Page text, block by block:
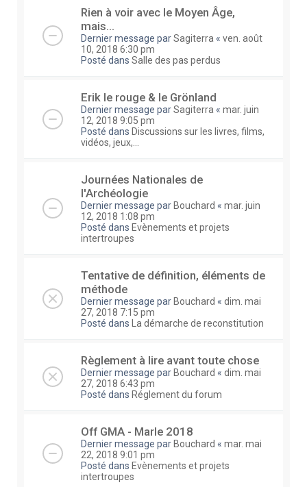
Rien à voir avec le Moyen Âge,
mais...
Dernier message parSagiterra « ven. août
10, 2018 6:30 pm
Posté dans Salle des pas perdus
Erik le rouge & le Grönland
Dernier message parSagiterra « mar. juin
12, 2018 9:05 pm
Posté dans Discussions sur les livres, films,
vidéos, jeux,...
Journées Nationales de
l'Archéologie
Dernier message par Bouchard « mar. juin
12, 2018 1:08 pm
Posté dans Evènements et projets
intertroupes
Tentative de définition, éléments de
méthode
Dernier message par Bouchard « dim. mai
27, 2018 7:15 pm
Posté dans
La démarche de reconstitution
Règlement à lire avant toute chose
Dernier message par Bouchard « dim. mai
27, 2018 6:43 pm
Posté dans Réglement du forum
Off GMA - Marle 2018
Dernier message par Bouchard « mar. mai
22, 2018 9:01 pm
Posté dans Evènements et projets
intertroupes